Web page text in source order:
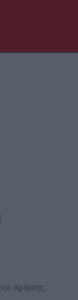
Χρήσης